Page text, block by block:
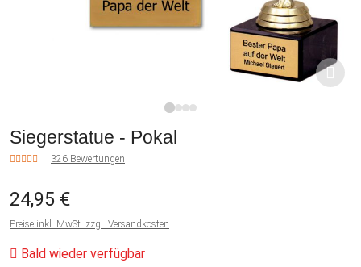
Siegerstatue - Pokal
326 Bewertungen
24,95 €
Preise inkl. MwSt. zzgl. Versandkosten
Bald wieder verfügbar